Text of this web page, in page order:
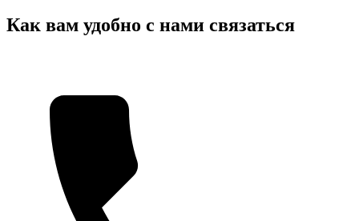
Как вам удобно с нами связаться